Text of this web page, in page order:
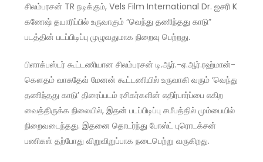
சிலம்பரசன் TR நடிக்கும், Vels Film International Dr. ஐசரி K
கணேஷ் தயாரிப்பில் உருவாகும் “வெந்து தணிந்தது காடு”
படத்தின் படப்பிடிப்பு முழுவதுமாக நிறைவு பெற்றது.
பிளாக்பஸ்டர் கூட்டணியான சிலம்பரசன் டி.ஆர்.-ஏ.ஆர்.ரஹ்மான்-
கௌதம் வாசுதேவ் மேனன் கூட்டணியில் உருவாகி வரும் ‘வெந்து
தணிந்தது காடு’ திரைப்படம் ரசிகர்களின் எதிர்பார்ப்பை எகிற
வைத்திருக்க நிலையில், இதன் படப்பிடிப்பு சமீபத்தில் மும்பையில்
நிறைவடைந்தது. இதனை தொடர்ந்து போஸ்ட் புரொடக்‌சன்
பணிகள் தற்போது விறுவிறுப்பாக நடைபெற்று வருகிறது.